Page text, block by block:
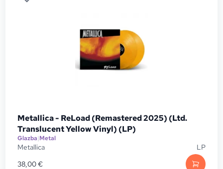
Metallica - ReLoad (Remastered 2025) (Ltd.
Translucent Yellow Vinyl) (LP)
Glazba|Metal
Metallica
LP
38,00€